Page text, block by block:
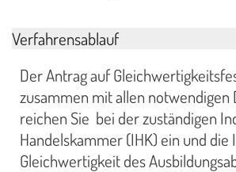
Verfahrensablauf
Der Antrag auf
zusammen mit allen notwendigen
reichen Sie bei der zuständigen
Handelskammer (IHK) ein und die
Gleichwertigkeit des